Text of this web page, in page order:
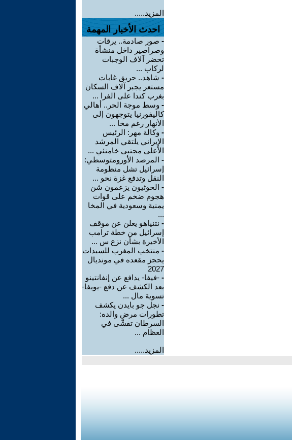
المزيد.....
احدث الأخبار المهمة
- صور صادمة.. يرقات
وصراصير داخل منشأة
تحضر آلاف الوجبات
لركاب ...
- شاهد.. حريق غابات
مستعر يجبر آلاف السكان
بغرب كندا على الفرا ...
- وسط موجة الحر.. أهالي
كاليفورنيا يتوجهون إلى
الأنهار رغم مخا ...
- وكالة مهر: الرئيس
الإيراني يلتقي المرشد
الأعلى مجتبى خامنئي ...
- المرصد الأورومتوسطي:
إسرائيل تشل منظومة
النقل وتدفع غزة نحو ...
- الحوثيون يزعمون شن
هجوم ضخم على قوات
يمنية وسعودية في المخا
...
- نتنياهو يعلن عن موقف
إسرائيل من خطة ترامب
الأخيرة بشأن نزع س ...
- منتخب المغرب للسيدات
يحجز مقعده في مونديال
2027
- -فيفا- يدافع عن إنفانتينو
بعد الكشف عن دفع -يويفا-
تسوية مال ...
- نجل جو بايدن يكشف
تطورات مرض والده:
السرطان تفشّى في
العظام ...
المزيد.....